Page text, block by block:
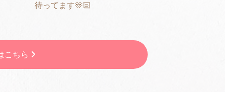
待ってます🫶🏻
こちら